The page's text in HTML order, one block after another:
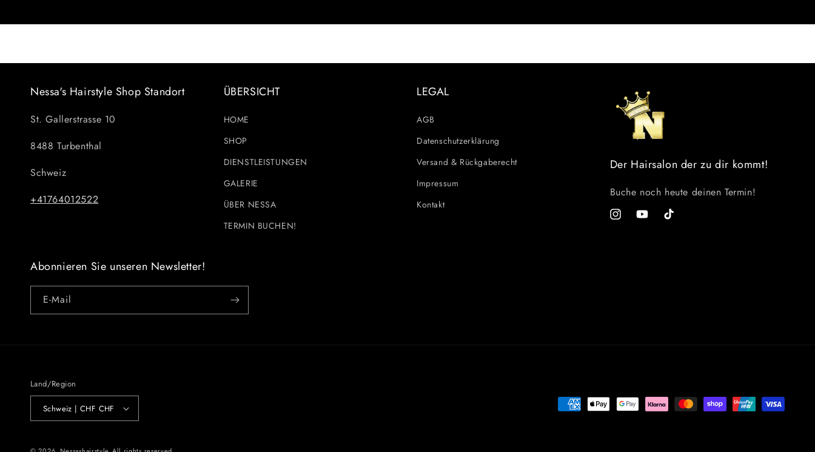
Nessa's Hairstyle Shop Standort
St. Gallerstrasse 10
8488 Turbenthal
Schweiz
+41764012522
ÜBERSICHT
HOME
SHOP
DIENSTLEISTUNGEN
GALERIE
ÜBER NESSA
TERMIN BUCHEN!
LEGAL
AGB
Datenschutzerklärung
Versand & Rückgaberecht
Impressum
Kontakt
Der Hairsalon der zu dir kommt!
Buche noch heute deinen Termin!
InstagramYouTubeTikTok
Abonnieren Sie unseren Newsletter!
E-Mail
Land/Region
Schweiz | CHF CHF Zahlungsmethoden